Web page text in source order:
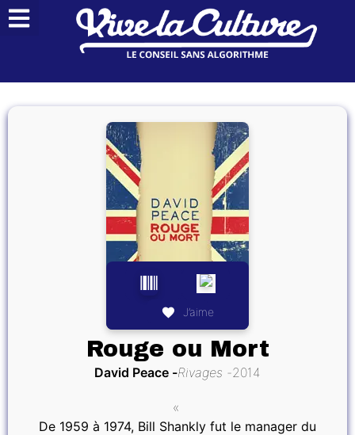
J’aime
Rouge ou Mort
David Peace Rivages 2014
«
De 1959 à 1974, Bill Shankly fut le manager du